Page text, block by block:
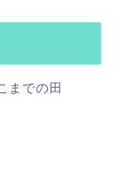
までの田